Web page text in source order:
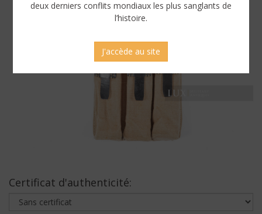
Certificat d'authenticité:
deux derniers conflits mondiaux les plus sanglants de
l’histoire.
J'accède au site